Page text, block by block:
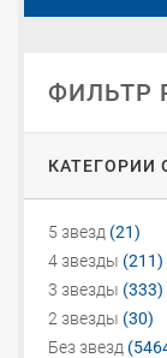
ФИЛЬТР
КАТЕГОРИИ
5 звезд (21)
4 звезды (211)
3 звезды (333)
2 звезды (30)
Без звезд